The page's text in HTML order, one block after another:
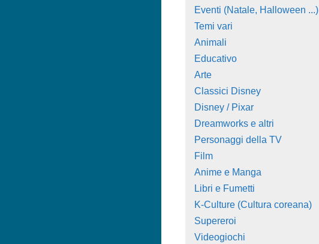
Eventi (Natale, Halloween ...)
Temi vari
Animali
Educativo
Arte
Classici Disney
Disney / Pixar
Dreamworks e altri
Personaggi della TV
Film
Anime e Manga
Libri e Fumetti
K-Culture (Cultura coreana)
Supereroi
Videogiochi